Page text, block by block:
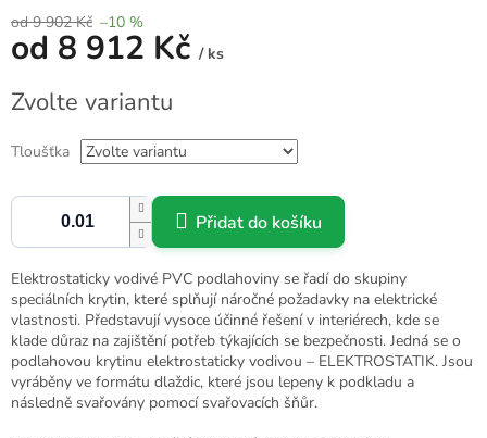
od 9 902 Kč –10 %
od 8 912 Kč / ks
cena:
Zvolte variantu
Tloušťka
Přidat do košíku
Elektrostaticky vodivé PVC podlahoviny se řadí do skupiny
speciálních krytin, které splňují náročné požadavky na elektrické
vlastnosti. Představují vysoce účinné řešení v interiérech, kde se
klade důraz na zajištění potřeb týkajících se bezpečnosti. Jedná se o
podlahovou krytinu elektrostaticky vodivou – ELEKTROSTATIK. Jsou
vyráběny ve formátu dlaždic, které jsou lepeny k podkladu a
následně svařovány pomocí svařovacích šňůr.